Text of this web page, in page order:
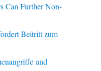
Can Further Non-
Beitritt zum
und